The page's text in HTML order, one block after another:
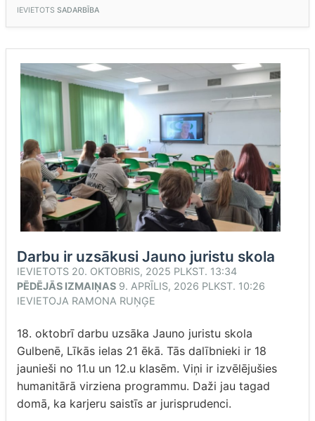
IEVIETOTS SADARBĪBA
Darbu ir uzsākusi Jauno juristu skola
IEVIETOTS 20. OKTOBRIS, 2025 PLKST. 13:34
PĒDĒJĀS IZMAIŅAS 9. APRĪLIS, 2026 PLKST. 10:26
IEVIETOJA RAMONA RUŅĢE
18. oktobrī darbu uzsāka Jauno juristu skola
Gulbenē, Līkās ielas 21 ēkā. Tās dalībnieki ir 18
jaunieši no 11.u un 12.u klasēm. Viņi ir izvēlējušies
humanitārā virziena programmu. Daži jau tagad
domā, ka karjeru saistīs ar jurisprudenci.